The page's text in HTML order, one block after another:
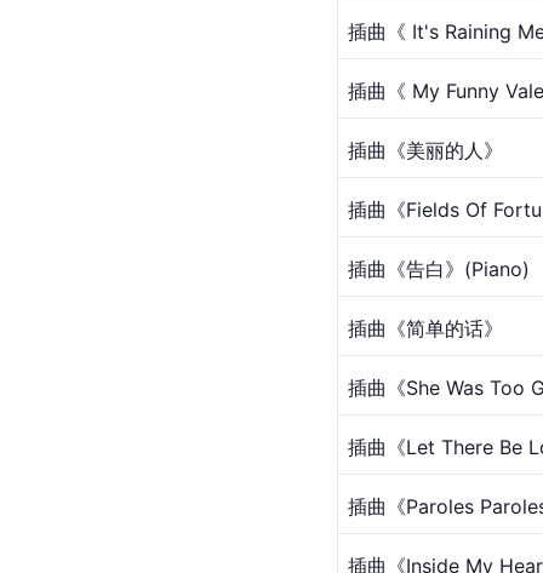
插曲《 It's Raining
插曲《 My Funny
插曲《美丽的人》
插曲《Fields Of
插曲《告白》(Piano)
插曲《简单的话》
插曲《She Was Too
插曲《Let There Be
插曲《Paroles
插曲《Inside My